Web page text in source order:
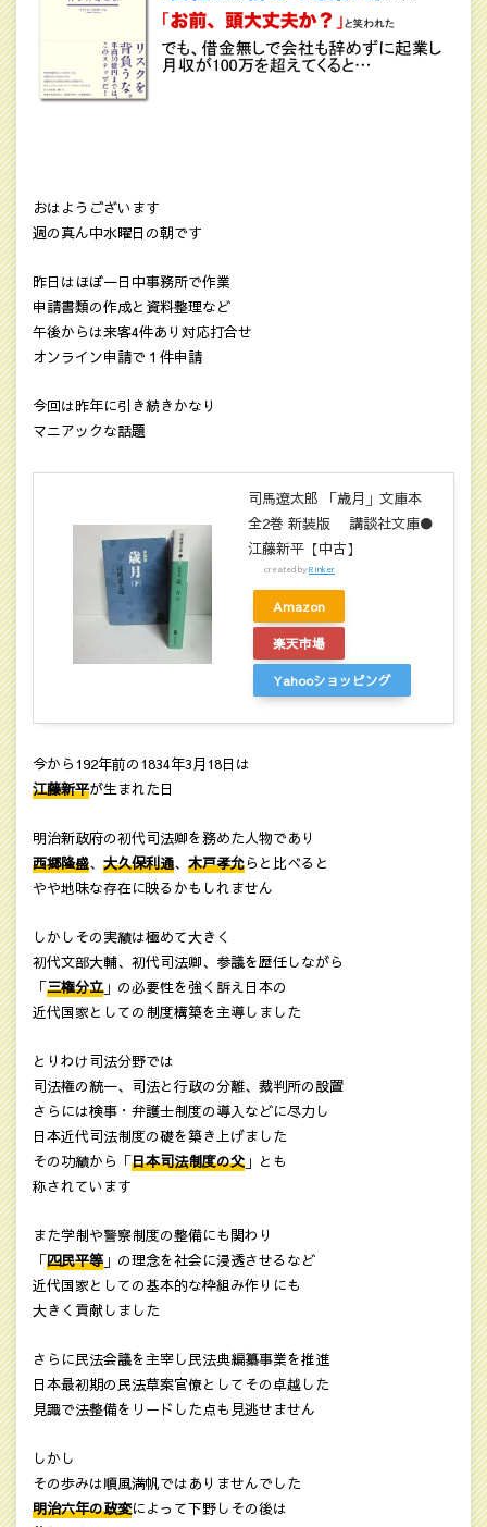
おはようございます
週の真ん中水曜日の朝です
昨日はほぼ一日中事務所で作業
申請書類の作成と資料整理など
午後からは来客4件あり対応打合せ
オンライン申請で１件申請
今回は昨年に引き続きかなり
マニアックな話題
司馬遼太郎 「歳月」文庫本
全2巻 新装版 講談社文庫●
江藤新平【中古】
created byRinker
Amazon
楽天市場
Yahooショッピング
今から192年前の1834年3月18日は
江藤新平が生まれた日
明治新政府の初代司法卿を務めた人物であり
西郷隆盛、 大久保利通、 木戸孝允らと比べると
やや地味な存在に映るかもしれません
しかしその実績は極めて大きく
初代文部大輔、初代司法卿、参議を歴任しながら
「三権分立」の必要性を強く訴え日本の
近代国家としての制度構築を主導しました
とりわけ司法分野では
司法権の統一、司法と行政の分離、裁判所の設置
さらには検事・弁護士制度の導入などに尽力し
日本近代司法制度の礎を築き上げました
その功績から「日本司法制度の父」とも
称されています
また学制や警察制度の整備にも関わり
「四民平等 」の理念を社会に浸透させるなど
近代国家としての基本的な枠組み作りにも
大きく貢献しました
さらに民法会議を主宰し民法典編纂事業を推進
日本最初期の民法草案官僚としてその卓越した
見識で法整備をリードした点も見逃せません
しかし
その歩みは順風満帆ではありませんでした
明治六年の政変によって下野しその後は